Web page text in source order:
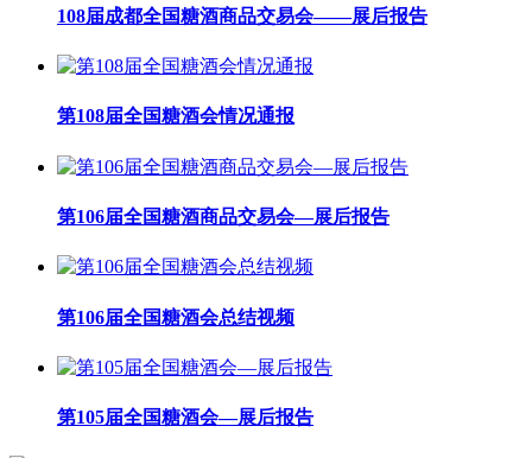
108届成都全国糖酒商品交易会——展后报告
第108届全国糖酒会情况通报
第106届全国糖酒商品交易会—展后报告
第106届全国糖酒会总结视频
第105届全国糖酒会—展后报告